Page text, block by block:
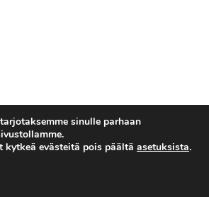
Tietosuojaseloste
sinulle parhaan
evästeitä pois päältä asetuksista.